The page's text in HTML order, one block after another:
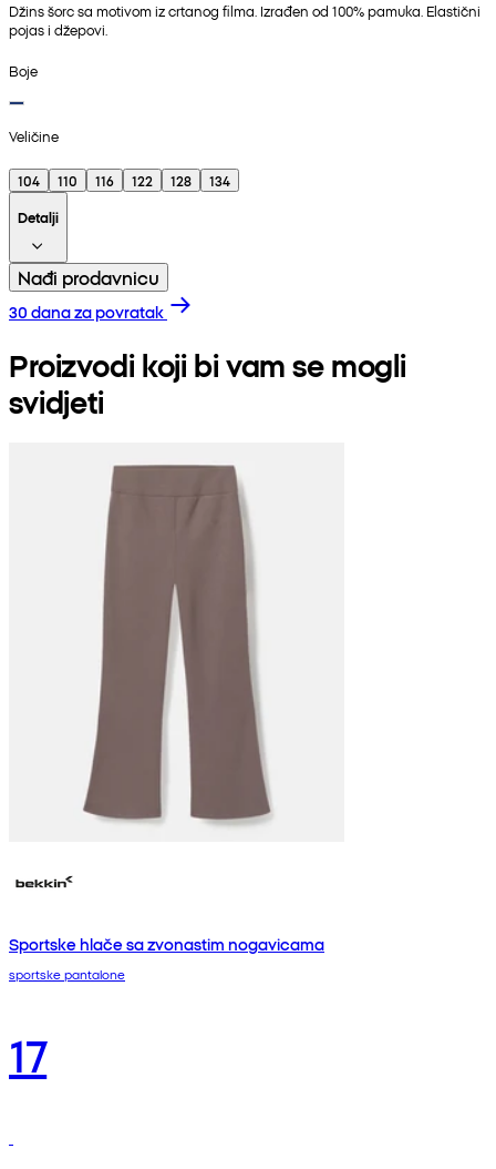
Džins šorc sa motivom iz crtanog filma. Izrađen od 100% pamuka. Elastični
pojas i džepovi.
Boje
Veličine
104 110 116 122 128
134
Detalji
Nađi prodavnicu
30 dana za povratak
Proizvodi koji bi vam se mogli
svidjeti
Sportske hlače sa zvonastim nogavicama
sportske pantalone
17